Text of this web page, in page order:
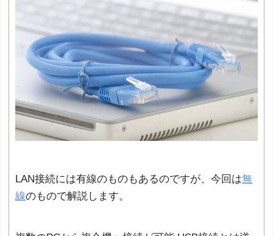
LAN接続には有線のものもあるのですが、今回は無
線のもので解説します。